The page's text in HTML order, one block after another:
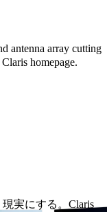
antenna array cutting
homepage.
実にする。Claris